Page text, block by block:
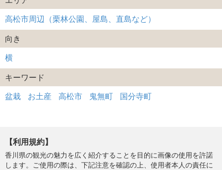
高松市周辺（栗林公園、屋島、直島など）
向き
横
キーワード
盆栽 お土産 高松市 鬼無町 国分寺町
【利用規約】
香川県の観光の魅力を広く紹介することを目的に画像の使用を許諾
します。ご使用の際は、下記注意を確認の上、使用者本人の責任に